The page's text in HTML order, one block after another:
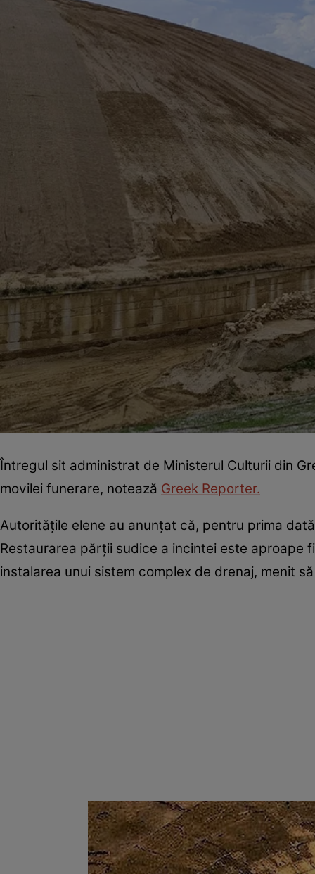
Întregul sit administrat de Ministerul Culturii din
movilei funerare, notează Greek Reporter.
Autoritățile elene au anunțat că, pentru prima
Restaurarea părții sudice a incintei este aproape
instalarea unui sistem complex de drenaj, menit